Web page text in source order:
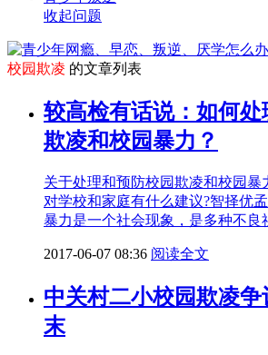
收起问题
校园欺凌 的文章列表
较高检有话说：如何处
欺凌和校园暴力？
关于处理和预防校园欺凌和校园暴
对学校和家庭有什么建议?智择优
暴力是一个社会现象，是多种不良
2017-06-07 08:36 阅读全文
中关村二小校园欺凌
末